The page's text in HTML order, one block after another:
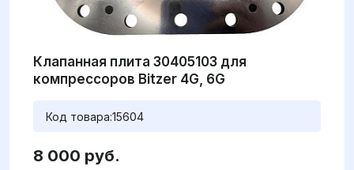
Клапанная плита 30405103 для
компрессоров Bitzer 4G, 6G
Код товара:15604
8 000 руб.